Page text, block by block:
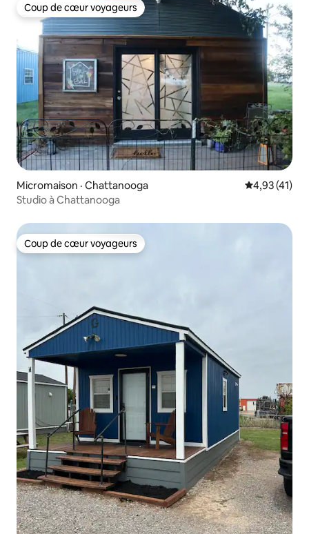
Coup de cœur voyageurs
Coup de cœur voyageurs
Micromaison · Chattanooga Note
4,93 (41)
Studio à Chattanooga
Coup de cœur voyageurs
Coup de cœur voyageurs